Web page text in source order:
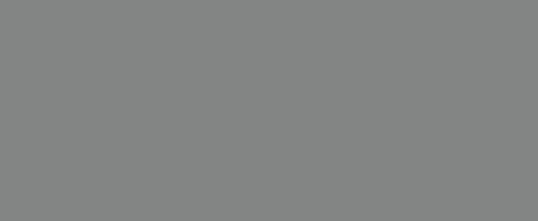
zgody
interakcji z witryną.
na różne
że ich
sesjach.
na języku PHP. Jest
do obsługi
to liczba generowana
dla witryny, ale
zalogowanego